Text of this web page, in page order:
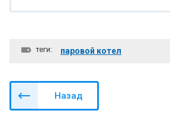
теги: паровой котел
Назад